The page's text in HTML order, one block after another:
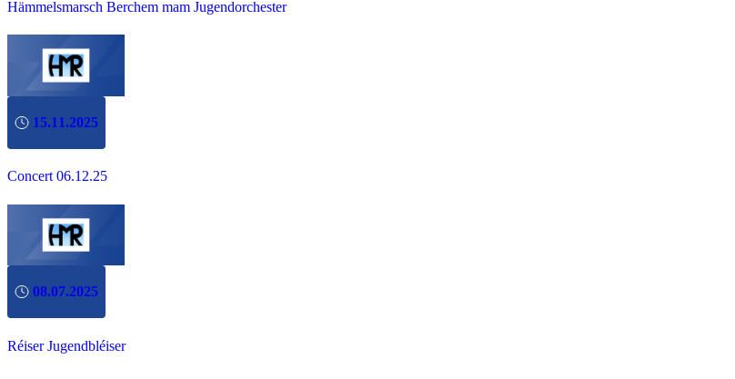
Hämmelsmarsch Berchem mam Jugendorchester
15.11.2025
Concert 06.12.25
08.07.2025
Réiser Jugendbléiser